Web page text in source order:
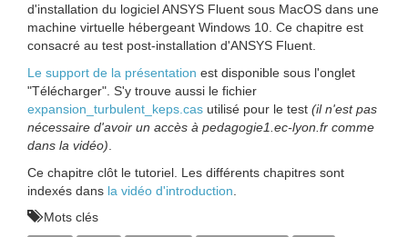
d'installation du logiciel ANSYS Fluent sous MacOS dans une
machine virtuelle hébergeant Windows 10. Ce chapitre est
consacré au test post-installation d'ANSYS Fluent.
Le support de la présentation est disponible sous l'onglet
"Télécharger". S'y trouve aussi le fichier
expansion_turbulent_keps.cas utilisé pour le test (il n'est pas
nécessaire d'avoir un accès à pedagogie1.ec-lyon.fr comme
dans la vidéo)
Ce chapitre clôt le tutoriel. Les différents chapitres sont
indexés dans la vidéo d'introduction
Mots clés